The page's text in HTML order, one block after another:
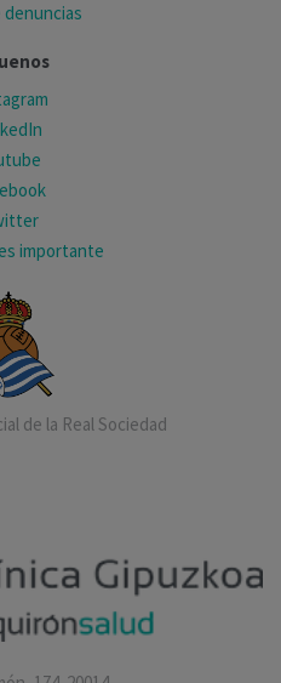
denuncias
importante
de la Real Sociedad